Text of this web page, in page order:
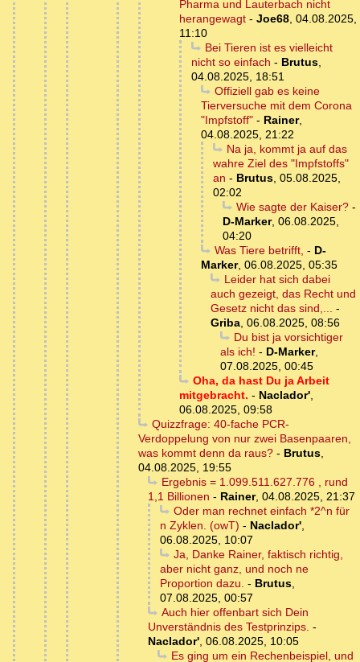
Pharma und Lauterbach nicht
herangewagt - Joe68, 04.08.2025,
11:10
Bei Tieren ist es vielleicht
nicht so einfach - Brutus,
04.08.2025, 18:51
Offiziell gab es keine
Tierversuche mit dem Corona
"Impfstoff" - Rainer,
04.08.2025, 21:22
Na ja, kommt ja auf das
wahre Ziel des "Impfstoffs"
an - Brutus, 05.08.2025,
02:02
Wie sagte der Kaiser?-
D-Marker, 06.08.2025,
04:20
Was Tiere betrifft, - D-
Marker, 06.08.2025, 05:35
Leider hat sich dabei
auch gezeigt, das Recht und
Gesetz nicht das sind,... -
Griba, 06.08.2025, 08:56
Du bist ja vorsichtiger
als ich! - D-Marker,
07.08.2025, 00:45
Oha, da hast Du ja Arbeit
mitgebracht. - Naclador',
06.08.2025, 09:58
Quizzfrage: 40-fache PCR-
Verdoppelung von nur zwei Basenpaaren,
was kommt denn da raus? - Brutus,
04.08.2025, 19:55
Ergebnis = 1.099.511.627.776 , rund
1,1 Billionen - Rainer, 04.08.2025, 21:37
Oder man rechnet einfach *2^n für
n Zyklen. (owT) - Naclador',
06.08.2025, 10:07
Ja, Danke Rainer, faktisch richtig,
aber nicht ganz, und noch ne
Proportion dazu. - Brutus,
07.08.2025, 00:57
Auch hier offenbart sich Dein
Unverständnis des Testprinzips. -
Naclador', 06.08.2025, 10:05
Es ging um ein Rechenbeispiel, und